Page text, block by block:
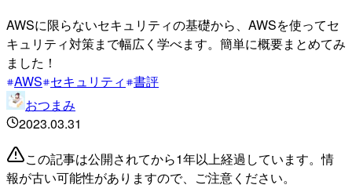
AWSに限らないセキュリティの基礎から、AWSを使ってセ
キュリティ対策まで幅広く学べます。簡単に概要まとめてみ
ました！
AWS セキュリティ 書評
おつまみ
2023.03.31
この記事は公開されてから1年以上経過しています。情
報が古い可能性がありますので、ご注意ください。